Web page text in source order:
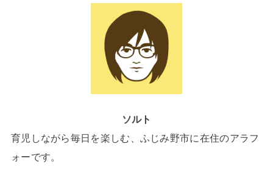
ソルト
育児しながら毎日を楽しむ、ふじみ野市に在住のアラフ
ォーです。